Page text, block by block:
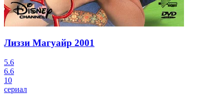
Лиззи Магуайр 2001
5.6
6.6
10
сериал